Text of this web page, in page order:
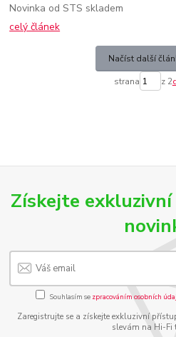
Novinka od STS skladem
celý článek
Načíst další
strana z 2
Získejte
Souhlasím se zpracováním osobních
Zaregistrujte se a získejte exkluzivní
slevám na Hi-Fi